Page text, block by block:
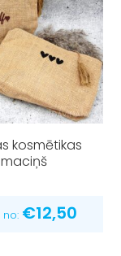
kosmētikas
maciņš
no: €12,50